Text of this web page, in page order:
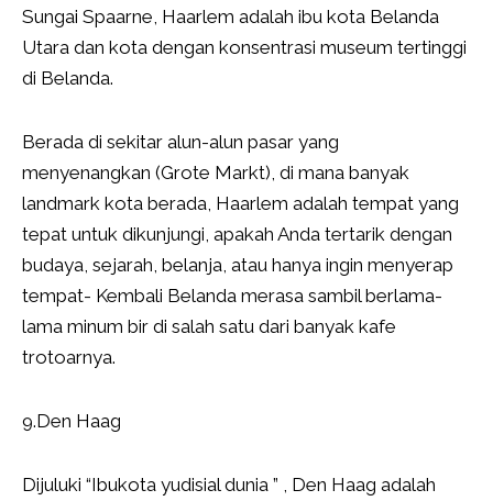
Sungai Spaarne, Haarlem adalah ibu kota Belanda
Utara dan kota dengan konsentrasi museum tertinggi
di Belanda.
Berada di sekitar alun-alun pasar yang
menyenangkan (Grote Markt), di mana banyak
landmark kota berada, Haarlem adalah tempat yang
tepat untuk dikunjungi, apakah Anda tertarik dengan
budaya, sejarah, belanja, atau hanya ingin menyerap
tempat- Kembali Belanda merasa sambil berlama-
lama minum bir di salah satu dari banyak kafe
trotoarnya.
9.Den Haag
Dijuluki “Ibukota yudisial dunia ” , Den Haag adalah